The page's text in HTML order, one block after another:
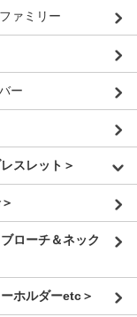
ァミリー
ー
スレット＞
ローチ＆ネック
ホルダーetc＞